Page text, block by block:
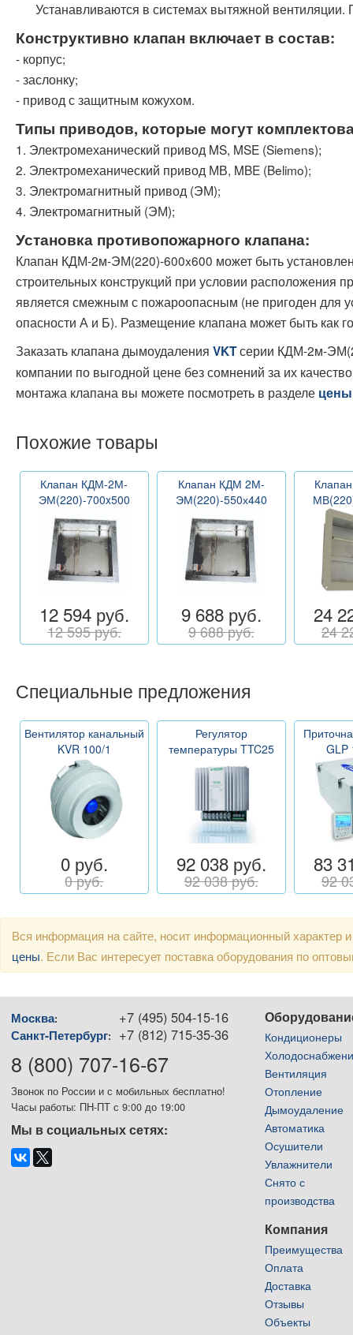
Устанавливаются в системах вытяжной
Конструктивно клапан включает в состав:
- корпус;
- заслонку;
- привод с защитным кожухом.
Типы приводов, которые могут
1. Электромеханический привод MS, MSE (Siemens);
2. Электромеханический привод МВ, MBE (Belimo);
3. Электромагнитный привод (ЭМ);
4. Электромагнитный (ЭМ);
Установка противопожарного клапана:
Клапан КДМ-2м-ЭМ(220)-600x600 может быть
строительных конструкций при условии расположения
является смежным с пожароопасным (не пригоден для
опасности А и Б). Размещение клапана может быть как
Заказать клапана дымоудаления VKTсерии КДМ-2м-
компании по выгодной цене без сомнений за их
монтажа клапана вы можете посмотреть в разделе цены
Похожие товары
Клапан КДМ-2М-
ЭМ(220)-700x500
12 594 руб.
12 595 руб.
Клапан КДМ 2М-
ЭМ(220)-550х440
9 688 руб.
9 688 руб.
24
24
Специальные предложения
Вентилятор канальный
KVR 100/1
0 руб.
0 руб.
Регулятор
температуры TTC25
92 038 руб.
92 038 руб.
GLP
83
92
Вся информация на сайте, носит информационный
цены. Если Вас интересует поставка оборудования по
Москва: +7 (495) 504-15-16
Санкт-Петербург: +7 (812) 715-35-36
8 (800) 707-16-67
Звонок по России и с мобильных бесплатно!
Часы работы: ПН-ПТ с 9:00 до 19:00
Мы в социальных сетях:
Кондиционеры
Вентиляция
Отопление
Дымоудаление
Автоматика
Осушители
Увлажнители
Снято с
производства
Компания
Преимущества
Оплата
Доставка
Отзывы
Объекты